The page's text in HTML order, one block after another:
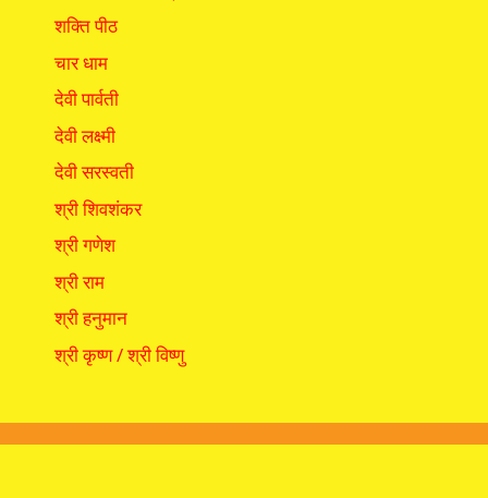
शक्ति पीठ
चार धाम
देवी पार्वती
देवी लक्ष्मी
देवी सरस्वती
श्री शिवशंकर
श्री गणेश
श्री राम
श्री हनुमान
श्री कृष्ण / श्री विष्णु